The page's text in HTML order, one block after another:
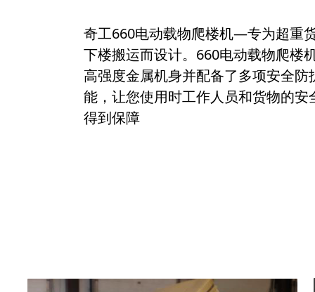
奇工660电动载物爬楼机—专为超重
下楼搬运而设计。660电动载物爬楼
高强度金属机身并配备了多项安全防
能，让您使用时工作人员和货物的安
得到保障